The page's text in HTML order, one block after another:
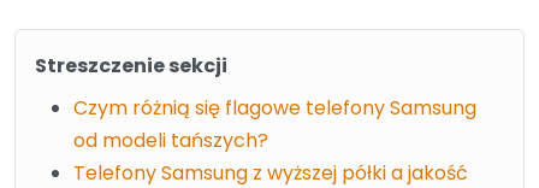
Streszczenie sekcji
Czym różnią się flagowe telefony Samsung
od modeli tańszych?
Telefony Samsung z wyższej półki a jakość